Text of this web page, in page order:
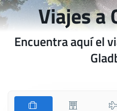
Viajes a
Encuentra aquí el